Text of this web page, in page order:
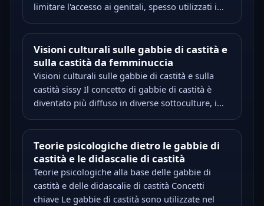
limitare l'accesso ai genitali, spesso utilizzati i...
Visioni culturali sulle gabbie di castità e
sulla castità da femminuccia
Visioni culturali sulle gabbie di castità e sulla
castità sissy Il concetto di gabbie di castità è
diventato più diffuso in diverse sottoculture, i...
Teorie psicologiche dietro le gabbie di
castità e le didascalie di castità
Teorie psicologiche alla base delle gabbie di
castità e delle didascalie di castità Concetti
chiave Le gabbie di castità sono utilizzate nel